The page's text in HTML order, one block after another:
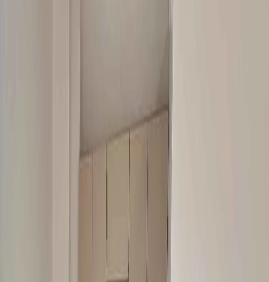
o procesos industriales livianos, su
visibilidad y proximidad a
como el Centro Comercial Centro
del Artista, vías de acceso por Avenida
con gran variedad de transporte
INMOBILIARIOS – Arriendo
COP o, $1.700 USD